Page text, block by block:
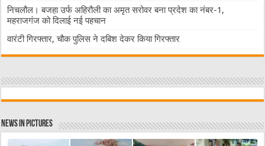
निचलौल। बजहा उर्फ अहिरौली का अमृत सरोवर बना प्रदेश का नंबर-1,
महराजगंज को दिलाई नई पहचान
वारंटी गिरफ्तार, चौक पुलिस ने दबिश देकर किया गिरफ्तार
News in Pictures